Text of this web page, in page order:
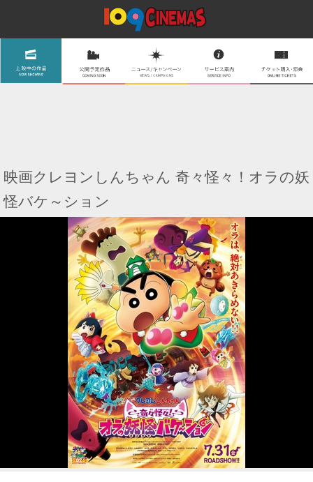
映画クレヨンしんちゃん 奇々怪々！オラの妖
怪バケ～ション